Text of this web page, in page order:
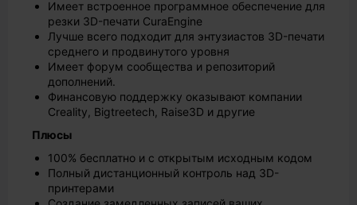
Имеет встроенное программное обеспечение для
резки 3D-печати CuraEngine
Лучше всего подходит для энтузиастов 3D-печати
среднего и продвинутого уровня
Имеет форум сообщества и репозиторий
дополнений.
Финансовую поддержку оказывают компании
Creality, Bigtreetech, Raise3D и другие
Плюсы
100% бесплатно и с открытым исходным кодом
Полный дистанционный контроль над 3D-
принтерами